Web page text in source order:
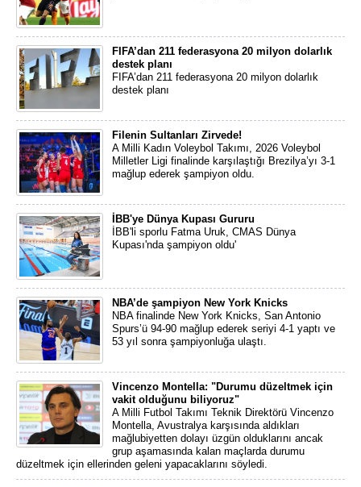
FIFA’dan 211 federasyona 20 milyon dolarlık
destek planı
FIFA’dan 211 federasyona 20 milyon dolarlık
destek planı
Filenin Sultanları Zirvede!
A Milli Kadın Voleybol Takımı, 2026 Voleybol
Milletler Ligi finalinde karşılaştığı Brezilya’yı 3-1
mağlup ederek şampiyon oldu.
İBB'ye Dünya Kupası Gururu
İBB'li sporlu Fatma Uruk, CMAS Dünya
Kupası'nda şampiyon oldu'
NBA’de şampiyon New York Knicks
NBA finalinde New York Knicks, San Antonio
Spurs’ü 94-90 mağlup ederek seriyi 4-1 yaptı ve
53 yıl sonra şampiyonluğa ulaştı.
Vincenzo Montella: "Durumu düzeltmek için
vakit olduğunu biliyoruz"
A Milli Futbol Takımı Teknik Direktörü Vincenzo
Montella, Avustralya karşısında aldıkları
mağlubiyetten dolayı üzgün olduklarını ancak
grup aşamasında kalan maçlarda durumu
düzeltmek için ellerinden geleni yapacaklarını söyledi.